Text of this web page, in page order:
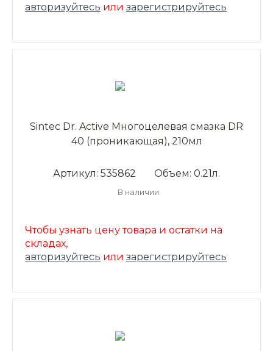
авторизуйтесь или зарегистрируйтесь
Sintec Dr. Active Многоцелевая смазка DR
40 (проникающая), 210мл
Артикул: 535862 Объем: 0.21л.
В наличии
Чтобы узнать цену товара и остатки на
складах,
авторизуйтесь или зарегистрируйтесь